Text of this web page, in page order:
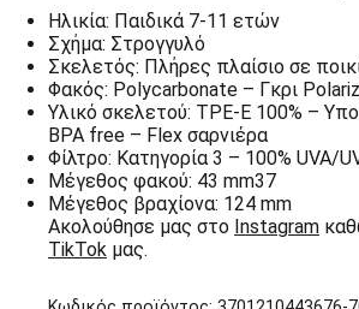
Ηλικία: Παιδικά 7-11 ετών
Σχήμα: Στρογγυλό
Σκελετός: Πλήρες πλαίσιο σε
Φακός: Polycarbonate – Γκρι
Υλικό σκελετού: TPE-E 100% –
BPA free – Flex σαρνιέρα
Φίλτρο: Κατηγορία 3 – 100% UVA/
Μέγεθος φακού: 43 mm37
Μέγεθος βραχίονα: 124 mm
Ακολούθησε μας στο Instagram
TikTok μας.